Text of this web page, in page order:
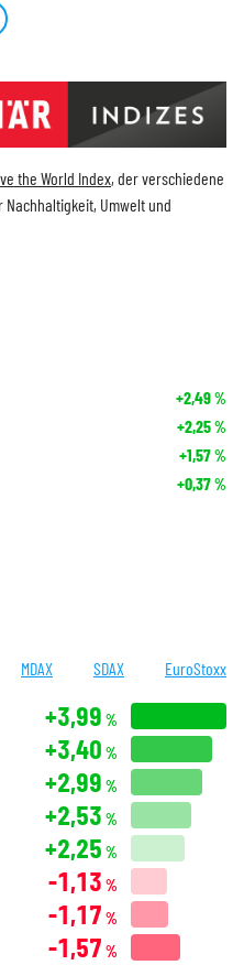
the World Index, der verschiedene
Umwelt und
+2,49%
+2,25%
+1,57%
+0,37%
MDAX SDAX EuroStoxx
+3,99 %
+3,40 %
+2,99 %
+2,53 %
+2,25 %
-1,13 %
-1,17 %
-1,57 %